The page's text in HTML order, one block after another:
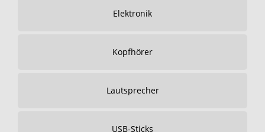
Elektronik
Kopfhörer
Lautsprecher
USB-Sticks